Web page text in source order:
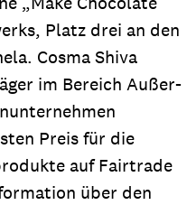
Platz drei an den
Cosma Shiva
im Bereich Außer-
Preis für die
auf Fairtrade
über den